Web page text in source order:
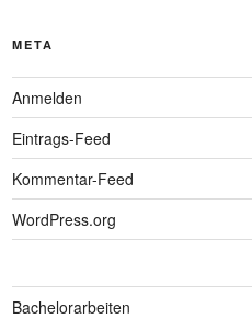
META
Anmelden
Eintrags-Feed
Kommentar-Feed
WordPress.org
Bachelorarbeiten